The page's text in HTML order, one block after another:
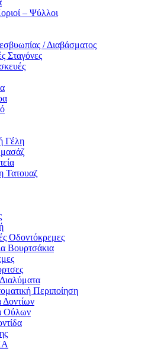
– Ψύλλοι
/ Διαβάσματος
Σταγόνες
Γέλη
Τατουαζ
Οδοντόκρεμες
Βουρτσάκια
Περιποίηση
Ούλων